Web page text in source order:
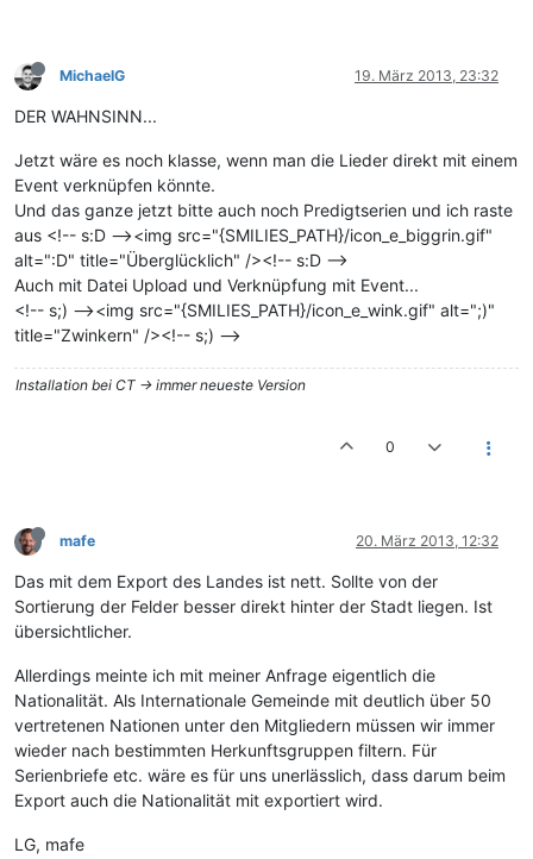
MichaelG 19. März 2013, 23:32
DER WAHNSINN...
Jetzt wäre es noch klasse, wenn man die Lieder direkt mit einem
Event verknüpfen könnte.
Und das ganze jetzt bitte auch noch Predigtserien und ich raste
aus <!-- s:D --><img src="{SMILIES_PATH}/icon_e_biggrin.gif"
alt=":D" title="Überglücklich" /><!-- s:D -->
Auch mit Datei Upload und Verknüpfung mit Event...
<!-- s;) --><img src="{SMILIES_PATH}/icon_e_wink.gif" alt=";)"
title="Zwinkern" /><!-- s;) -->
Installation bei CT -> immer neueste Version
0
mafe 20. März 2013, 12:32
Das mit dem Export des Landes ist nett. Sollte von der
Sortierung der Felder besser direkt hinter der Stadt liegen. Ist
übersichtlicher.
Allerdings meinte ich mit meiner Anfrage eigentlich die
Nationalität. Als Internationale Gemeinde mit deutlich über 50
vertretenen Nationen unter den Mitgliedern müssen wir immer
wieder nach bestimmten Herkunftsgruppen filtern. Für
Serienbriefe etc. wäre es für uns unerlässlich, dass darum beim
Export auch die Nationalität mit exportiert wird.
LG, mafe